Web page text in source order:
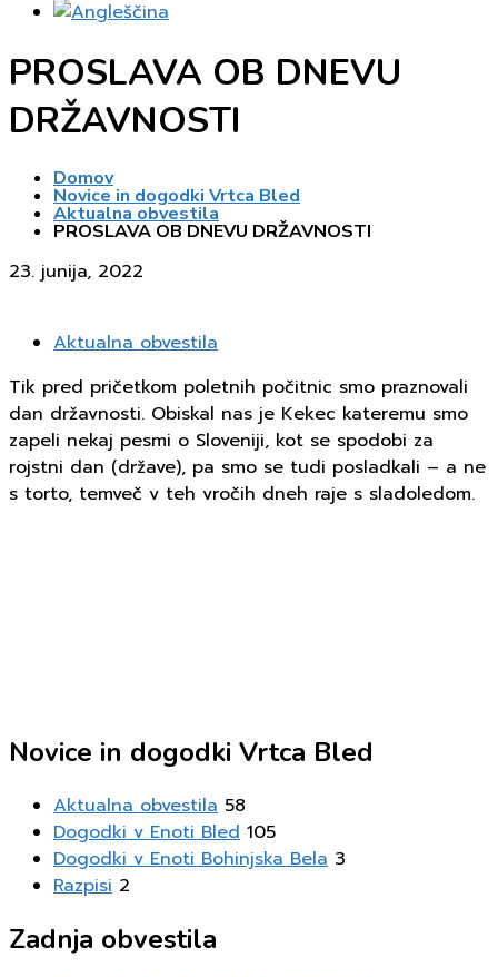
PROSLAVA OB DNEVU
DRŽAVNOSTI
Domov
Novice in dogodki Vrtca Bled
Aktualna obvestila
PROSLAVA OB DNEVU DRŽAVNOSTI
23. junija, 2022
Aktualna obvestila
Tik pred pričetkom poletnih počitnic smo praznovali
dan državnosti. Obiskal nas je Kekec kateremu smo
zapeli nekaj pesmi o Sloveniji, kot se spodobi za
rojstni dan (države), pa smo se tudi posladkali – a ne
s torto, temveč v teh vročih dneh raje s sladoledom.
Novice in dogodki Vrtca Bled
Aktualna obvestila 58
Dogodki v Enoti Bled 105
Dogodki v Enoti Bohinjska Bela 3
Razpisi 2
Zadnja obvestila